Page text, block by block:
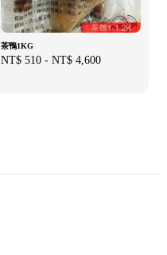
茶鴨1KG
Regular
NT$ 510 - NT$ 4,600